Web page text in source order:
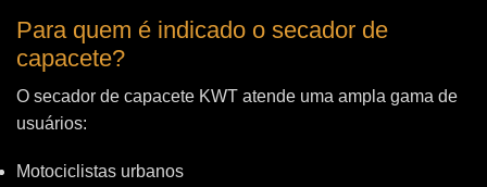
Para quem é indicado o secador de
capacete?
O secador de capacete KWT atende uma ampla gama de
usuários:
Motociclistas urbanos